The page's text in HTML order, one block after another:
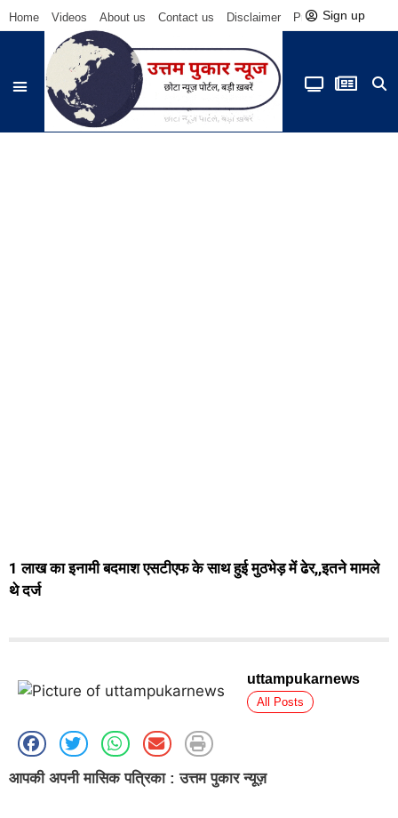
Home Videos About us Contact us Disclaimer Privacy Policy
Sign up
1 लाख का इनामी बदमाश एसटीएफ के साथ हुई मुठभेड़ में ढेर,,इतने मामले
थे दर्ज
uttampukarnews
All Posts
आपकी अपनी मासिक पत्रिका : उत्तम पुकार न्यूज़